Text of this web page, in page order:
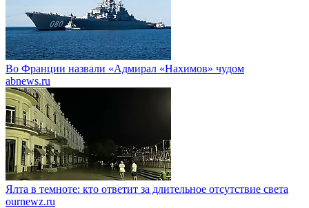
Во Франции назвали «Адмирал «Нахимов» чудом
abnews.ru
Ялта в темноте: кто ответит за длительное отсутствие света
ournewz.ru